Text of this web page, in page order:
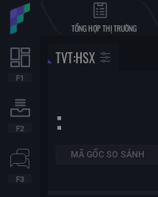
TỔNG HỢP THỊ TRƯỜNG
TVT:HSX
:
MÃ GỐC SO SÁNH